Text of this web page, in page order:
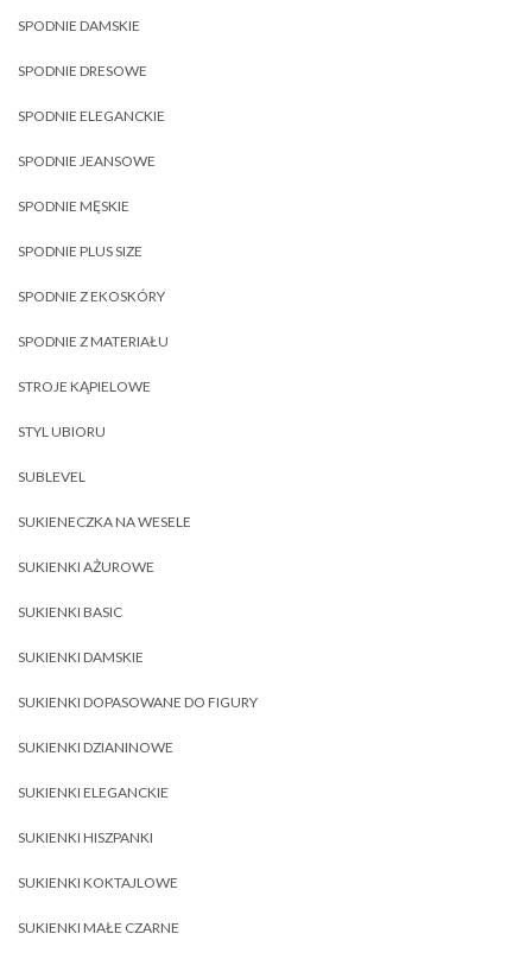
SPODNIE DAMSKIE
SPODNIE DRESOWE
SPODNIE ELEGANCKIE
SPODNIE JEANSOWE
SPODNIE MĘSKIE
SPODNIE PLUS SIZE
SPODNIE Z EKOSKÓRY
SPODNIE Z MATERIAŁU
STROJE KĄPIELOWE
STYL UBIORU
SUBLEVEL
SUKIENECZKA NA WESELE
SUKIENKI AŻUROWE
SUKIENKI BASIC
SUKIENKI DAMSKIE
SUKIENKI DOPASOWANE DO FIGURY
SUKIENKI DZIANINOWE
SUKIENKI ELEGANCKIE
SUKIENKI HISZPANKI
SUKIENKI KOKTAJLOWE
SUKIENKI MAŁE CZARNE